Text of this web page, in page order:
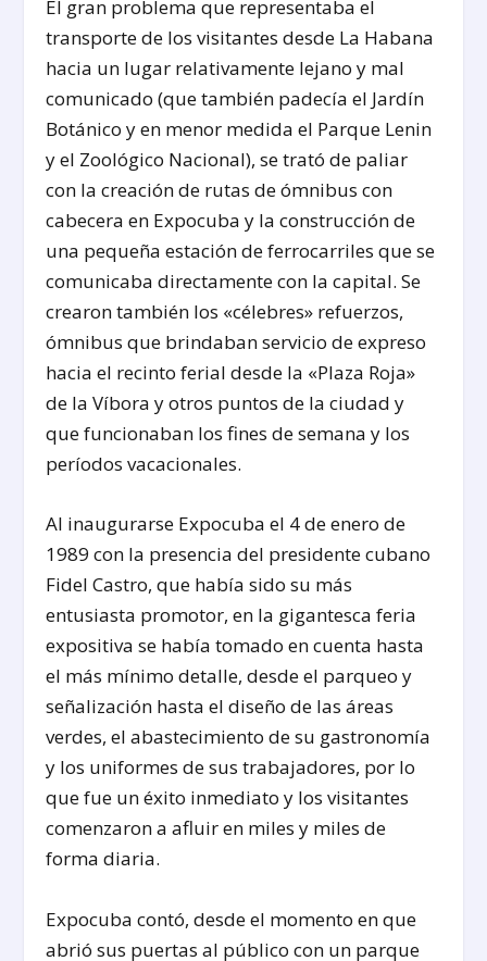
El gran problema que representaba el
transporte de los visitantes desde La Habana
hacia un lugar relativamente lejano y mal
comunicado (que también padecía el Jardín
Botánico y en menor medida el Parque Lenin
y el Zoológico Nacional), se trató de paliar
con la creación de rutas de ómnibus con
cabecera en Expocuba y la construcción de
una pequeña estación de ferrocarriles que se
comunicaba directamente con la capital. Se
crearon también los «célebres» refuerzos,
ómnibus que brindaban servicio de expreso
hacia el recinto ferial desde la «Plaza Roja»
de la Víbora y otros puntos de la ciudad y
que funcionaban los fines de semana y los
períodos vacacionales.
Al inaugurarse Expocuba el 4 de enero de
1989 con la presencia del presidente cubano
Fidel Castro, que había sido su más
entusiasta promotor, en la gigantesca feria
expositiva se había tomado en cuenta hasta
el más mínimo detalle, desde el parqueo y
señalización hasta el diseño de las áreas
verdes, el abastecimiento de su gastronomía
y los uniformes de sus trabajadores, por lo
que fue un éxito inmediato y los visitantes
comenzaron a afluir en miles y miles de
forma diaria.
Expocuba contó, desde el momento en que
abrió sus puertas al público con un parque